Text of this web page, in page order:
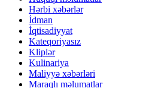
Hərbi xəbərlər
İdman
İqtisadiyyat
Kateqoriyasız
Kliplər
Kulinariya
Maliyyə xəbərləri
Maraqlı məlumatlar